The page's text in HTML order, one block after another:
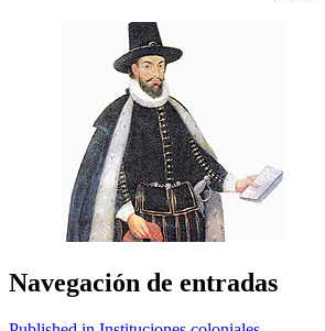
Navegación de entradas